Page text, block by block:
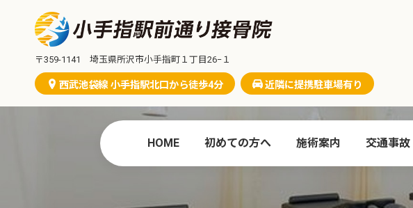
ス
ン
〒359-1141 埼玉県所沢市小手指町１丁目26−１
西武池袋線 小手指駅北口から徒歩4分 近隣に提携駐車場有り
HOME 初めての方へ 施術案内 交通事故